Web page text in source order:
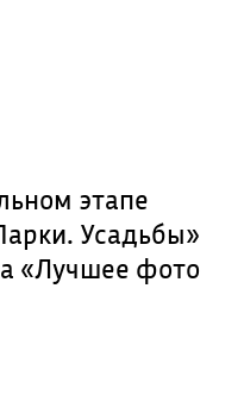
этапе
Усадьбы»
«Лучшее фото